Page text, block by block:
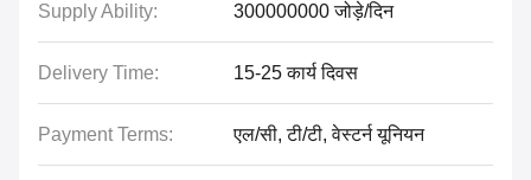
Supply Ability: 300000000 जोड़े/दिन
Delivery Time: 15-25 कार्य दिवस
Payment Terms: एल/सी, टी/टी, वेस्टर्न यूनियन